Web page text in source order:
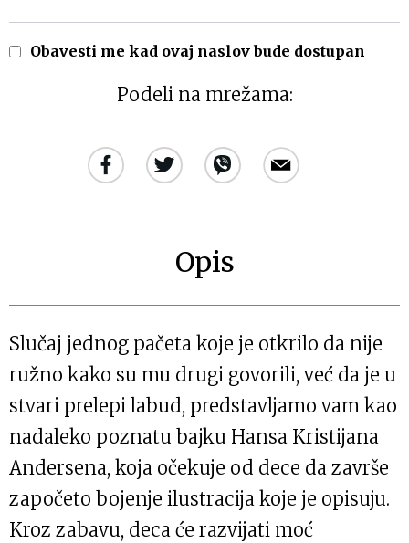
Obavesti me kad ovaj naslov bude dostupan
Podeli na mrežama:
Opis
Slučaj jednog pačeta koje je otkrilo da nije
ružno kako su mu drugi govorili, već da je u
stvari prelepi labud, predstavljamo vam kao
nadaleko poznatu bajku Hansa Kristijana
Andersena, koja očekuje od dece da završe
započeto bojenje ilustracija koje je opisuju.
Kroz zabavu, deca će razvijati moć